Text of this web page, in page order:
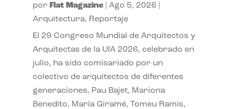
por Flat Magazine| Ago 5, 2026
Arquitectura, Reportaje
El 29 Congreso Mundial de Arquitectos y
Arquitectas de la UIA 2026, celebrado en
julio, ha sido comisariado por un
colectivo de arquitectos de diferentes
generaciones, Pau Bajet, Mariona
Benedito, Maria Giramé, Tomeu Ramis,